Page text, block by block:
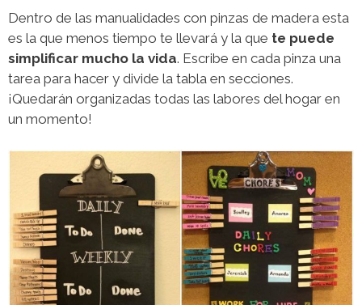
Dentro de las manualidades con pinzas de madera esta
es la que menos tiempo te llevará y la que te puede
simplificar mucho la vida. Escribe en cada pinza una
tarea para hacer y divide la tabla en secciones.
¡Quedarán organizadas todas las labores del hogar en
un momento!